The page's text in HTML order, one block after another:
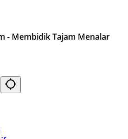
- Membidik Tajam Menalar